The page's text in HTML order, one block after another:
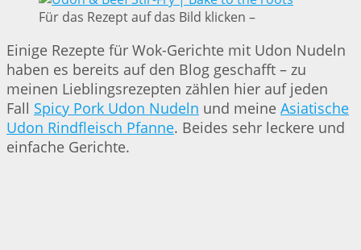
Für das Rezept auf das Bild klicken –
Einige Rezepte für Wok-Gerichte mit Udon Nudeln
haben es bereits auf den Blog geschafft – zu
meinen Lieblingsrezepten zählen hier auf jeden
Fall Spicy Pork Udon Nudeln und meine Asiatische
Udon Rindfleisch Pfanne. Beides sehr leckere und
einfache Gerichte.